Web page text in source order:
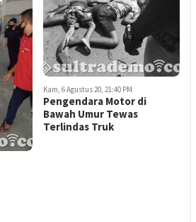
Kam, 6 Agustus 20, 21:40 PM
Pengendara Motor di
Bawah Umur Tewas
Terlindas Truk